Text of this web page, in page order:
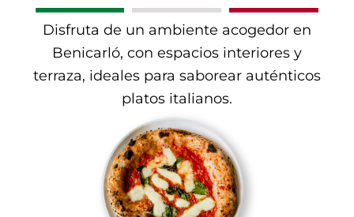
Disfruta de un ambiente acogedor en
Benicarló, con espacios interiores y
terraza, ideales para saborear auténticos
platos italianos.